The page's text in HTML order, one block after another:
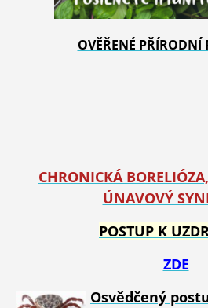
OVĚŘENÉ PŘÍRODNÍ
CHRONICKÁ
ÚNAVOVÝ
POSTUP K
ZDE
Osvědčený